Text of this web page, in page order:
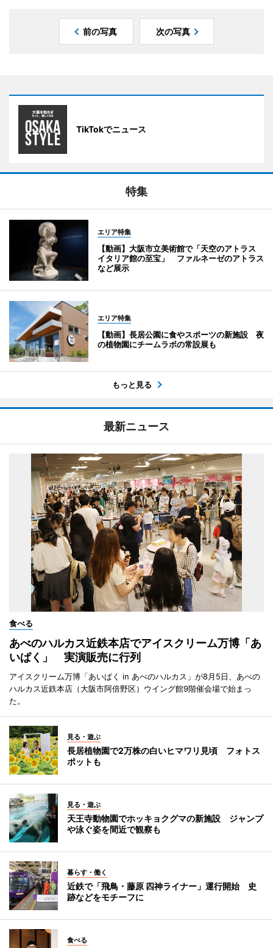
前の写真 次の写真
TikTokでニュース
特集
エリア特集
【動画】大阪市立美術館で「天空のアトラス
イタリア館の至宝」 ファルネーゼのアトラス
など展示
エリア特集
【動画】長居公園に食やスポーツの新施設 夜
の植物園にチームラボの常設展も
もっと見る
最新ニュース
食べる
あべのハルカス近鉄本店でアイスクリーム万博「あ
いぱく」 実演販売に行列
アイスクリーム万博「あいぱく in あべのハルカス」が8月5日、あべの
ハルカス近鉄本店（大阪市阿倍野区）ウイング館9階催会場で始まっ
た。
見る・遊ぶ
長居植物園で2万株の白いヒマワリ見頃 フォトス
ポットも
見る・遊ぶ
天王寺動物園でホッキョクグマの新施設 ジャンプ
や泳ぐ姿を間近で観察も
暮らす・働く
近鉄で「飛鳥・藤原 四神ライナー」運行開始 史
跡などをモチーフに
食べる